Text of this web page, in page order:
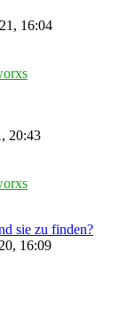
16:04
20:43
sie zu finden?
16:09